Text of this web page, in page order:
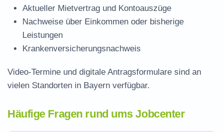
Aktueller Mietvertrag und Kontoauszüge
Nachweise über Einkommen oder bisherige
Leistungen
Krankenversicherungsnachweis
Video-Termine und digitale Antragsformulare sind an
vielen Standorten in Bayern verfügbar.
Häufige Fragen rund ums Jobcenter